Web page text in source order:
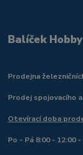
Balíček
Prodejna
Prodej spojovacího
Otevírací doba
Po - Pá 8:00 - 12:00